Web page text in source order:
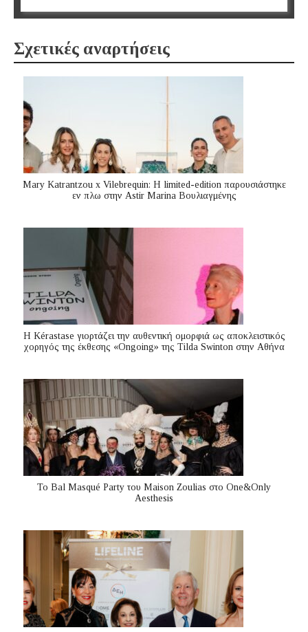
Σχετικές αναρτήσεις
Mary Katrantzou x Vilebrequin: Η limited-edition παρουσιάστηκε
εν πλω στην Astir Marina Βουλιαγμένης
Η Kérastase γιορτάζει την αυθεντική ομορφιά ως αποκλειστικός
χορηγός της έκθεσης «Ongoing» της Tilda Swinton στην Αθήνα
Το Bal Masqué Party του Maison Zoulias στο One&Only
Aesthesis